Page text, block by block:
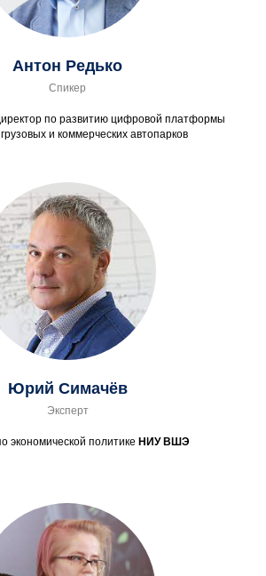
Антон Редько
Спикер
по развитию цифровой платформы
и коммерческих автопарков
Юрий Симачёв
Эксперт
экономической политике НИУ ВШЭ